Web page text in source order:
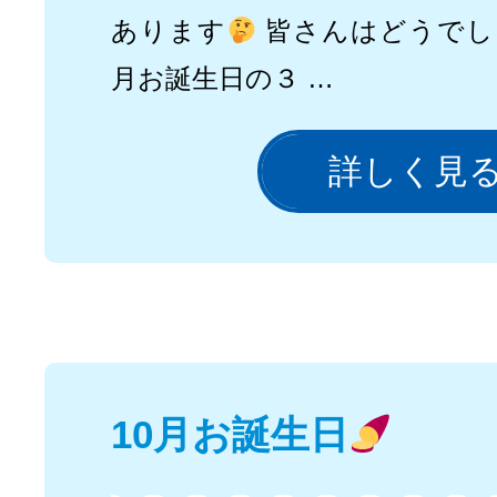
あります
皆さんはどうで
月お誕生日の３ …
詳しく見
10月お誕生日